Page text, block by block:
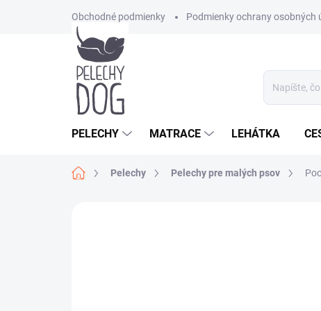
Obchodné podmienky Podmienky ochrany osobných
PELECHY MATRACE LEHÁTKA
DomovPelechy Pelechy pre malých psov